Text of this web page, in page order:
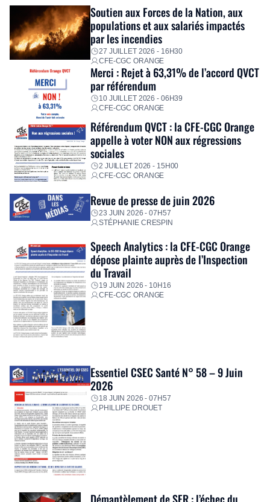
Fidèle à sa mission d’utilité sociale, le Groupe mobilise
immédiatement ses équipes afin de proposer un diagnostic
personnalisé, des aides financières pour faire face aux
premières dépenses, […]
Soutien aux Forces de la Nation, aux
populations et aux salariés impactés
par les incendies
27 JUILLET 2026 - 16H30
CFE-CGC ORANGE
Merci : Rejet à 63,31% de l’accord QVCT
par référendum
10 JUILLET 2026 - 06H39
CFE-CGC ORANGE
Référendum QVCT : la CFE-CGC Orange
appelle à voter NON aux régressions
sociales
2 JUILLET 2026 - 15H00
CFE-CGC ORANGE
Revue de presse de juin 2026
23 JUIN 2026 - 07H57
STÉPHANIE CRESPIN
Speech Analytics : la CFE-CGC Orange
dépose plainte auprès de l’Inspection
du Travail
19 JUIN 2026 - 10H16
CFE-CGC ORANGE
Essentiel CSEC Santé N° 58 – 9 Juin
2026
18 JUIN 2026 - 07H57
PHILLIPE DROUET
Démantèlement de SFR : l’échec du